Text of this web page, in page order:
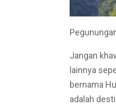
Jangan
lainnya
bernama
adalah